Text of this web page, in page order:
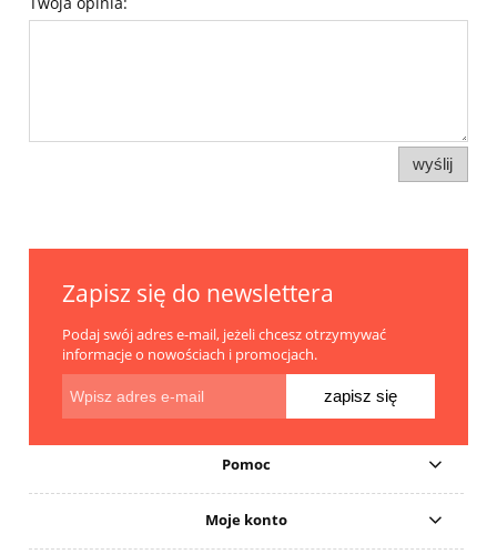
wyślij
Zapisz się do newslettera
Podaj swój adres e-mail, jeżeli chcesz otrzymywać
informacje o nowościach i promocjach.
zapisz się
Pomoc
Moje konto